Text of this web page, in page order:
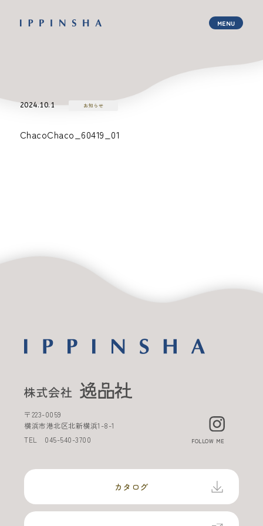
2024.10.1 お知らせ
ChacoChaco_60419_01
〒223-0059
横浜市港北区北新横浜1-8-1
TEL 045-540-3700 FOLLOW ME
カタログ